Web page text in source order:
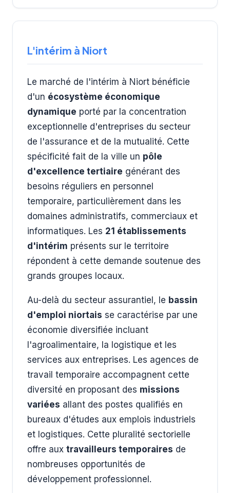
L'intérim à Niort
Le marché de l'intérim à Niort bénéficie
d'un écosystème économique
dynamique porté par la concentration
exceptionnelle d'entreprises du secteur
de l'assurance et de la mutualité. Cette
spécificité fait de la ville un pôle
d'excellence tertiaire générant des
besoins réguliers en personnel
temporaire, particulièrement dans les
domaines administratifs, commerciaux et
informatiques. Les 21 établissements
d'intérim présents sur le territoire
répondent à cette demande soutenue des
grands groupes locaux.
Au-delà du secteur assurantiel, le bassin
d'emploi niortais se caractérise par une
économie diversifiée incluant
l'agroalimentaire, la logistique et les
services aux entreprises. Les agences de
travail temporaire accompagnent cette
diversité en proposant des missions
variées allant des postes qualifiés en
bureaux d'études aux emplois industriels
et logistiques. Cette pluralité sectorielle
offre aux travailleurs temporaires de
nombreuses opportunités de
développement professionnel.